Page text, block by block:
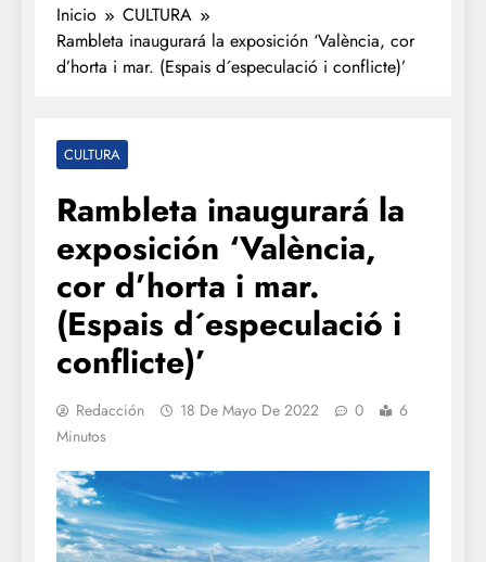
Inicio
CULTURA
Rambleta inaugurará la exposición ‘València, cor
d’horta i mar. (Espais d´especulació i conflicte)’
CULTURA
Rambleta inaugurará la
exposición ‘València,
cor d’horta i mar.
(Espais d´especulació i
conflicte)’
Redacción 18 De Mayo De 2022 0
6
Minutos